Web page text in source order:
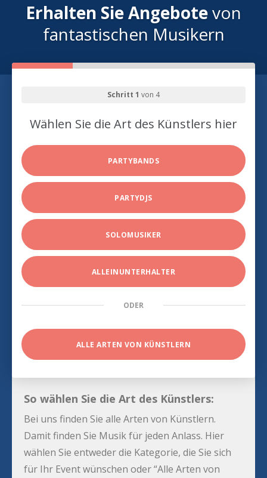
Erhalten Sie Angebotevon
fantastischen Musikern
Schritt 1 von 4
Wählen Sie die Art des Künstlers hier
PARTYBANDS
PARTYDJS
SOLOMUSIKER
ALLEINUNTERHALTER
ODER
ALLE ARTEN VON KÜNSTLERN
So wählen Sie die Art des Künstlers:
Bei uns finden Sie alle Arten von Künstlern.
Damit finden Sie Musik für jeden Anlass. Hier
wählen Sie entweder die Kategorie, die Sie sich
für Ihr Event wünschen oder “Alle Arten von